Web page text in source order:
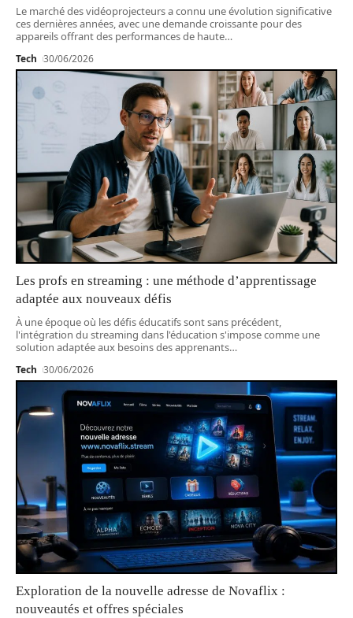
Le marché des vidéoprojecteurs a connu une évolution significative
ces dernières années, avec une demande croissante pour des
appareils offrant des performances de haute…
Tech 30/06/2026
Les profs en streaming : une méthode d’apprentissage
adaptée aux nouveaux défis
À une époque où les défis éducatifs sont sans précédent,
l'intégration du streaming dans l'éducation s'impose comme une
solution adaptée aux besoins des apprenants…
Tech 30/06/2026
Exploration de la nouvelle adresse de Novaflix :
nouveautés et offres spéciales